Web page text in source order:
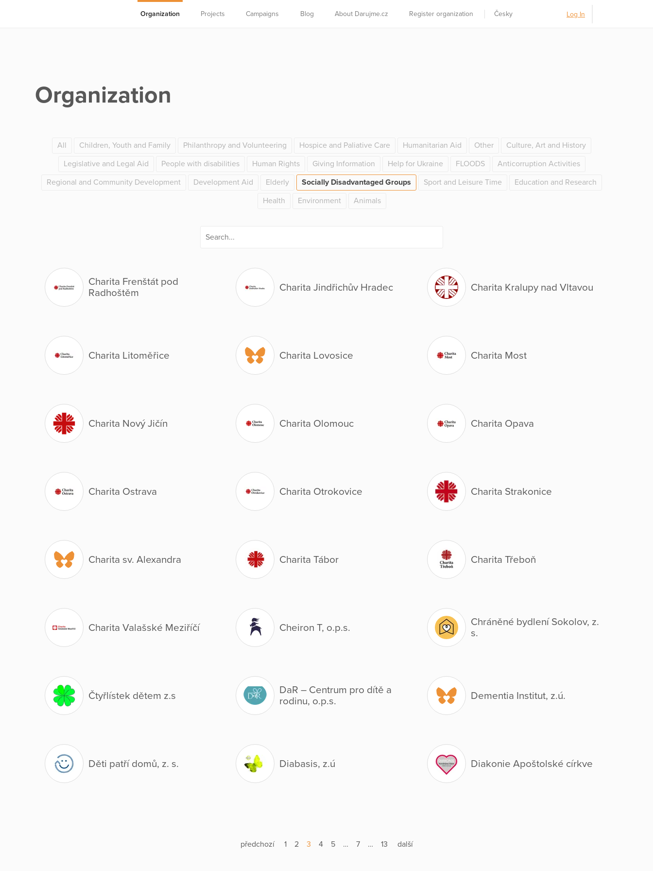
Organization Projects Campaigns Blog About Darujme.cz Register organization Česky Log In
Organization
All Children, Youth and Family Philanthropy and Volunteering Hospice and Paliative Care Humanitarian Aid Other
Culture, Art and History
Legislative and Legal Aid
People with disabilities Human Rights Giving Information Help for Ukraine FLOODS
Anticorruption Activities
Regional and Community Development
Development Aid Elderly Socially Disadvantaged Groups Sport and Leisure Time
Education and Research
Health
Environment Animals
Charita Frenštát pod
Radhoštěm
Charita Jindřichův Hradec Charita Kralupy nad Vltavou
Charita Litoměřice Charita Lovosice Charita Most
Charita Nový Jičín Charita Olomouc Charita Opava
Charita Ostrava Charita Otrokovice Charita Strakonice
Charita sv. Alexandra Charita Tábor Charita Třeboň
Charita Valašské Meziříčí Cheiron T, o.p.s.
Chráněné bydlení Sokolov, z.
s.
Čtyřlístek dětem z.s
DaR – Centrum pro dítě a
rodinu, o.p.s.
Dementia Institut, z.ú.
Děti patří domů, z. s. Diabasis, z.ú Diakonie Apoštolské církve
předchozí 1 2 3 4 5 … 7 … 13 další